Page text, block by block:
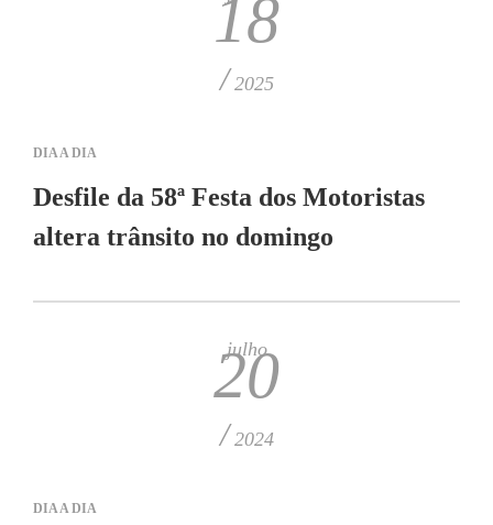
18
/ 2025
DIA A DIA
Desfile da 58ª Festa dos Motoristas
altera trânsito no domingo
julho
20
/ 2024
DIA A DIA